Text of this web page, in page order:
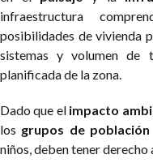
infraestructura
posibilidades de vivienda
sistemas y volumen de
planificada de la zona.
Dado que el impacto
los grupos de
niños, deben tener derecho